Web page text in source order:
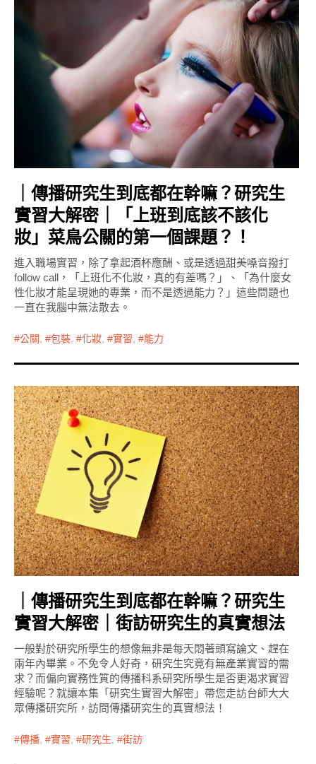
｜傳播研究生到底都在幹嘛？研究生
實習大解密｜「上班到底該不該化
妝」菜鳥公關的第一個課題？！
進入職場實習，除了拿起酒杯應酬、或是透過甜美嗓音撥打
follow call，「上班化不化妝，真的有差嗎？」、「為什麼女
性化妝才能呈現她的專業，而不是透過能力？」這些問題也
一直在我腦中無法散去。
公關 , 包裝 , 化妝 , 實習 , 能力
｜傳播研究生到底都在幹嘛？研究生
實習大解密｜街訪研究生的真實想法
一般對於研究所學生的想像無非是每天悶著頭寫論文、趕在
兩年內畢業。不免令人好奇，研究生究竟有無產業實習的需
求？而偏向實務性質的傳播科系研究所學生是否更渴求實習
經驗呢？就讓本集「研究生實習大解密」帶您走訪台師大大
眾傳播研究所，訪問傳播研究生的真實想法！
傳播 , 實習 , 研究生 , 街訪